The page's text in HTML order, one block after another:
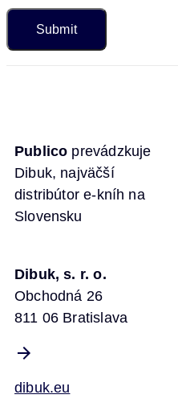
Publico prevádzkuje
Dibuk, najväčší
distribútor e-kníh na
Slovensku
Dibuk, s. r. o.
Obchodná 26
811 06 Bratislava
dibuk.eu